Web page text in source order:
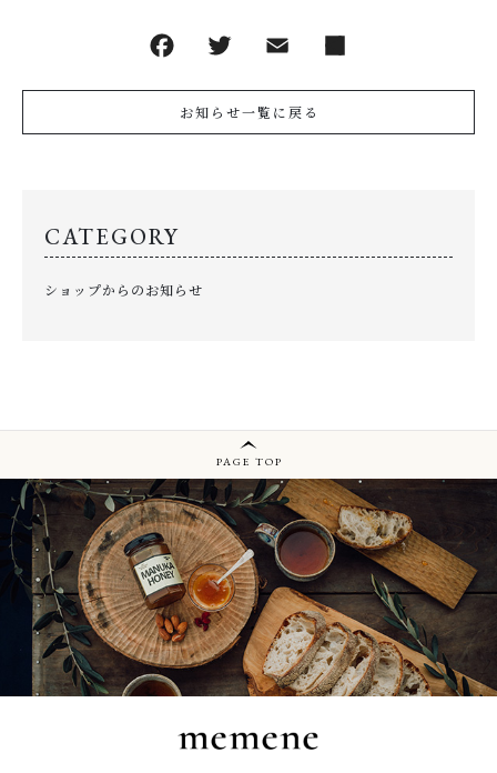
お知らせ一覧に戻る
CATEGORY
ショップからのお知らせ
PAGE TOP